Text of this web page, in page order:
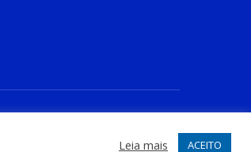
Leia mais ACEITO